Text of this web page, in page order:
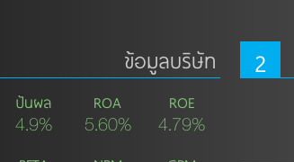
ข้อมูลบริษัท
ปันผล
4.9%
ROA
5.60%
ROE
4.79%
2